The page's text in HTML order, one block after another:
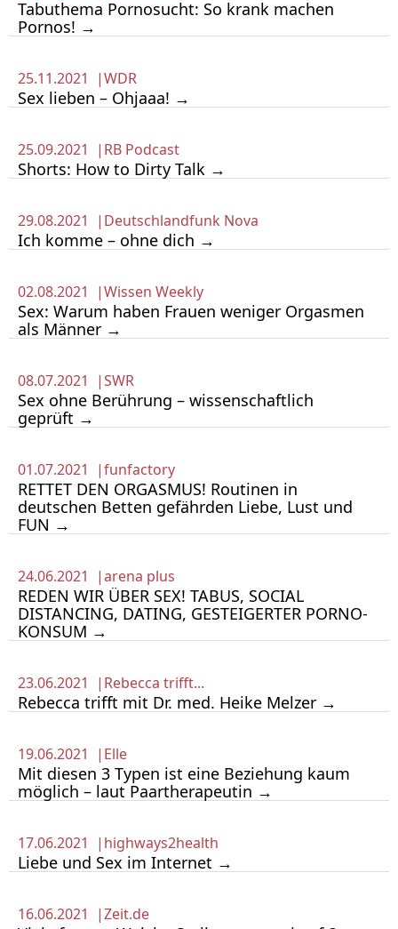
Tabuthema Pornosucht: So krank machen
Pornos! →
25.11.2021 |WDR
Sex lieben – Ohjaaa! →
25.09.2021 | RB Podcast
Shorts: How to Dirty Talk →
29.08.2021 | Deutschlandfunk Nova
Ich komme – ohne dich →
02.08.2021 |Wissen Weekly
Sex: Warum haben Frauen weniger Orgasmen
als Männer →
08.07.2021 |SWR
Sex ohne Berührung – wissenschaftlich
geprüft →
01.07.2021 |funfactory
RETTET DEN ORGASMUS! Routinen in
deutschen Betten gefährden Liebe, Lust und
FUN →
24.06.2021 |arena plus
REDEN WIR ÜBER SEX! TABUS, SOCIAL
DISTANCING, DATING, GESTEIGERTER PORNO-
KONSUM →
23.06.2021 | Rebecca trifft...
Rebecca trifft mit Dr. med. Heike Melzer →
19.06.2021 | Elle
Mit diesen 3 Typen ist eine Beziehung kaum
möglich – laut Paartherapeutin →
17.06.2021 | highways2health
Liebe und Sex im Internet →
16.06.2021 |Zeit.de